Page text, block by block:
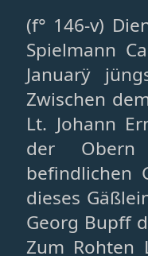
(f° 146-v)
Spielmann
Januarÿ
Zwischen
Lt. Johann
der Obern
befindlichen
dieses
Georg Bupff
Zum Rohten